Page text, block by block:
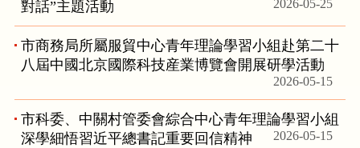
對話”主題活動
2026-05-25
市商務局所屬服貿中心青年理論學習小組赴第二十
八屆中國北京國際科技産業博覽會開展研學活動
2026-05-15
市科委、中關村管委會綜合中心青年理論學習小組
深學細悟習近平總書記重要回信精神
2026-05-15